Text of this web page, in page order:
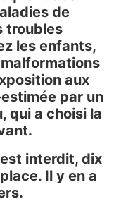
de
troubles
les enfants,
aux
par un
qui a choisi la
interdit, dix
Il y en a